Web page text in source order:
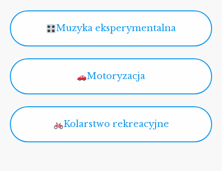
Muzyka eksperymentalna
Motoryzacja
Kolarstwo rekreacyjne